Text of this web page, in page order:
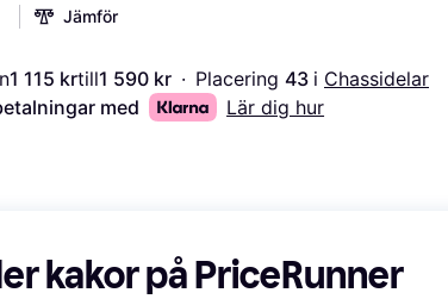
Jämför
1 115 krtill1 590 kr · Placering 43 i Chassidelar
med
Lär dig hur
kakor på PriceRunner